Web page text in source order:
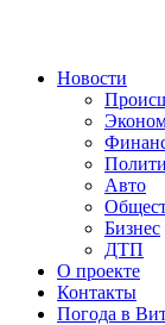
Новости
Авто
Бизнес
ДТП
О проекте
Контакты
Погода в